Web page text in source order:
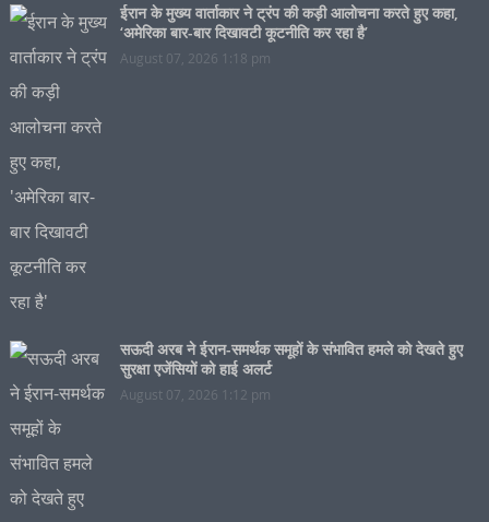
ईरान के मुख्य वार्ताकार ने ट्रंप की कड़ी आलोचना करते हुए कहा,
‘अमेरिका बार-बार दिखावटी कूटनीति कर रहा है’
August 07, 2026 1:18 pm
सऊदी अरब ने ईरान-समर्थक समूहों के संभावित हमले को देखते हुए
सुरक्षा एजेंसियों को हाई अलर्ट
August 07, 2026 1:12 pm